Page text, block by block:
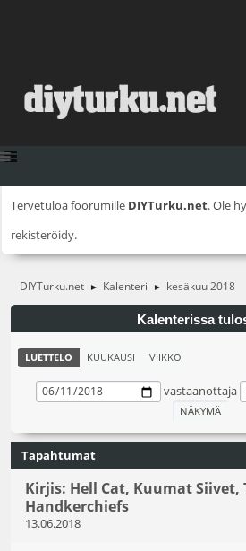
Tervetuloa foorumille DIYTurku.net. Ole
rekisteröidy.
DIYTurku.net ► Kalenteri ► kesäkuu 2018
Kalenterissa
LUETTELO KUUKAUSI VIIKKO
vastaanottaja
Tapahtumat
Kirjis: Hell Cat, Kuumat Siivet,
Handkerchiefs
13.06.2018